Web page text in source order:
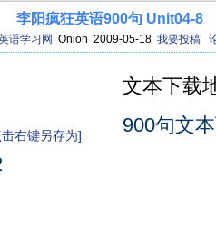
李阳疯狂英语900句 Unit04-8
语学习网 Onion 2009-05-18 我要投稿
右键另存为]
文本下载
900句文本